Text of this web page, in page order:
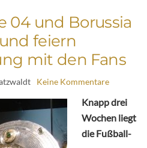
04 und Borussia
feiern
mit den Fans
Keine Kommentare
Knapp drei
Wochen liegt
die Fußball-